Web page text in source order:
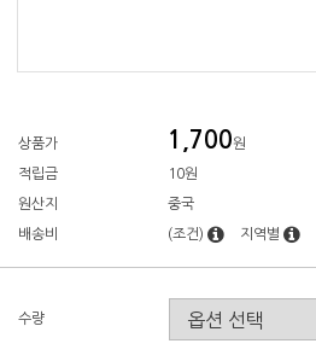
상품가 1,700원
적립금 10원
원산지 중국
배송비 (조건) 지역별
수량